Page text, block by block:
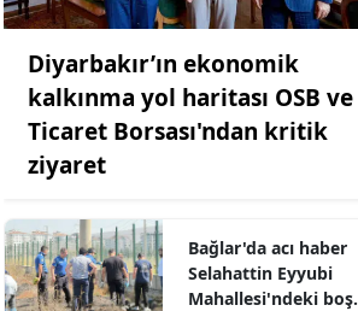
Diyarbakır’ın ekonomik
kalkınma yol haritası OSB ve
Ticaret Borsası'ndan kritik
ziyaret
Bağlar'da acı haber
Selahattin Eyyubi
Mahallesi'ndeki boş